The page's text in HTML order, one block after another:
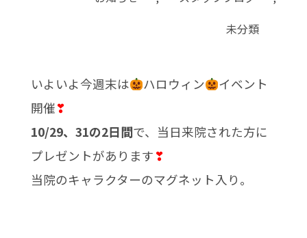
未分類
いよいよ今週末は ハロウィン
イベント
開催❣
10/29、31の2日間で、当日来院された方に
プレゼントがあります ❣
当院のキャラクターのマグネット入り。